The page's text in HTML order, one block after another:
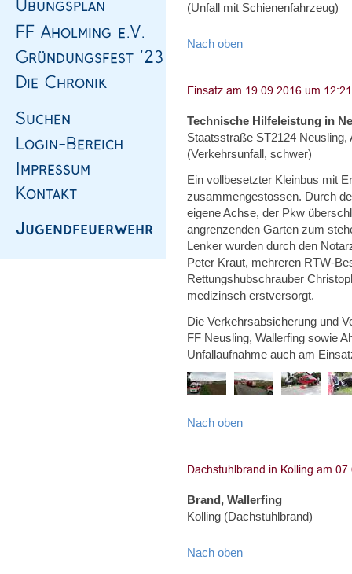
(Unfall mit Schienenfahrzeug)
Nach oben
Technische Hilfeleistung in
Staatsstraße ST2124
(Verkehrsunfall, schwer)
Ein vollbesetzter Kleinbus mit
zusammengestossen. Durch
eigene Achse, der Pkw
angrenzenden Garten zum
Lenker wurden durch den
Peter Kraut, mehreren RTW-
Rettungshubschrauber
medizinsch erstversorgt.
Die Verkehrsabsicherung und
FF Neusling, Wallerfing sowie
Unfallaufnahme auch am
Nach oben
Brand, Wallerfing
Kolling (Dachstuhlbrand)
Nach oben